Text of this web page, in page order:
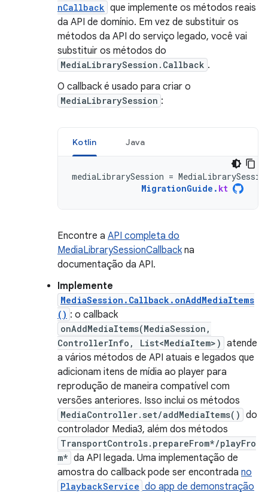
nCallback que implemente os métodos reais
da API de domínio. Em vez de substituir os
métodos da API do serviço legado, você vai
substituir os métodos do
MediaLibrarySession.Callback .
O callback é usado para criar o
MediaLibrarySession :
Kotlin Java
mediaLibrarySession =
MigrationGuide . kt
Encontre a API completa do
MediaLibrarySessionCallbackna
documentação da API.
Implemente
MediaSession.Callback.onAddMediaItems
() : o callback
onAddMediaItems(MediaSession,
ControllerInfo, List<MediaItem>) atende
a vários métodos de API atuais e legados que
adicionam itens de mídia ao player para
reprodução de maneira compatível com
versões anteriores. Isso inclui os métodos
MediaController.set/addMediaItems() do
controlador Media3, além dos métodos
TransportControls.prepareFrom*/playFro
m* da API legada. Uma implementação de
amostra do callback pode ser encontrada no
PlaybackService do app de demonstração